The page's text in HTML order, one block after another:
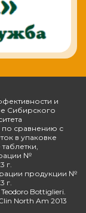
и
Сибирского
по сравнению с
в упаковке
№
г.
продукции №
г.
Bottiglieri.
North Am 2013